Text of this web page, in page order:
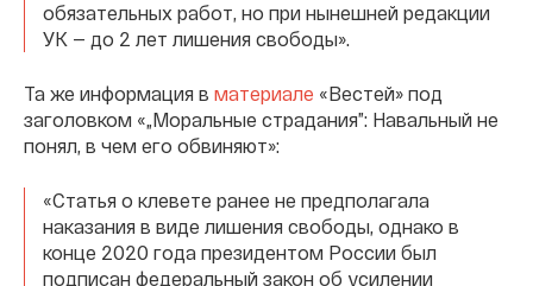
обязательных работ, но при нынешней редакции
УК — до 2 лет лишения свободы».
Та же информация в материале «Вестей» под
заголовком «„Моральные страдания”: Навальный не
понял, в чем его обвиняют»:
«Статья о клевете ранее не предполагала
наказания в виде лишения свободы, однако в
конце 2020 года президентом России был
подписан федеральный закон об усилении